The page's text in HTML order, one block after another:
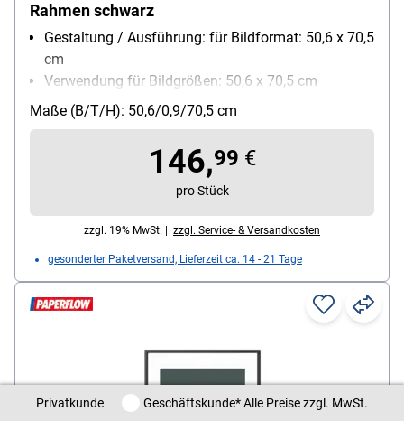
Rahmen schwarz
Gestaltung / Ausführung: für Bildformat: 50,6 x 70,5
cm
Verwendung für Bildgrößen: 50,6 x 70,5 cm
Besonderheiten: Bilder in Hochauflösung, Druck in
Hochauflösung
Maße (B/T/H): 50,6/0,9/70,5 cm
146,99 €
pro Stück
zzgl. 19% MwSt. | zzgl. Service- & Versandkosten
gesonderter Paketversand, Lieferzeit ca. 14 - 21 Tage
PrivatkundePrivatkunde / Geschäftskunde
Geschäftskunde* Alle Preise zzgl. MwSt.